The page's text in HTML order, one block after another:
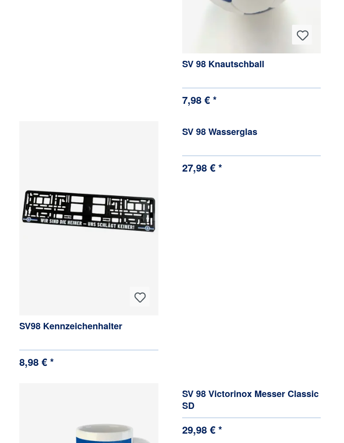
SV 98 Knautschball
7,98 € *
SV98 Kennzeichenhalter
8,98 € *
SV 98 Wasserglas
27,98 € *
SV 98 Victorinox Messer Classic
SD
29,98 € *